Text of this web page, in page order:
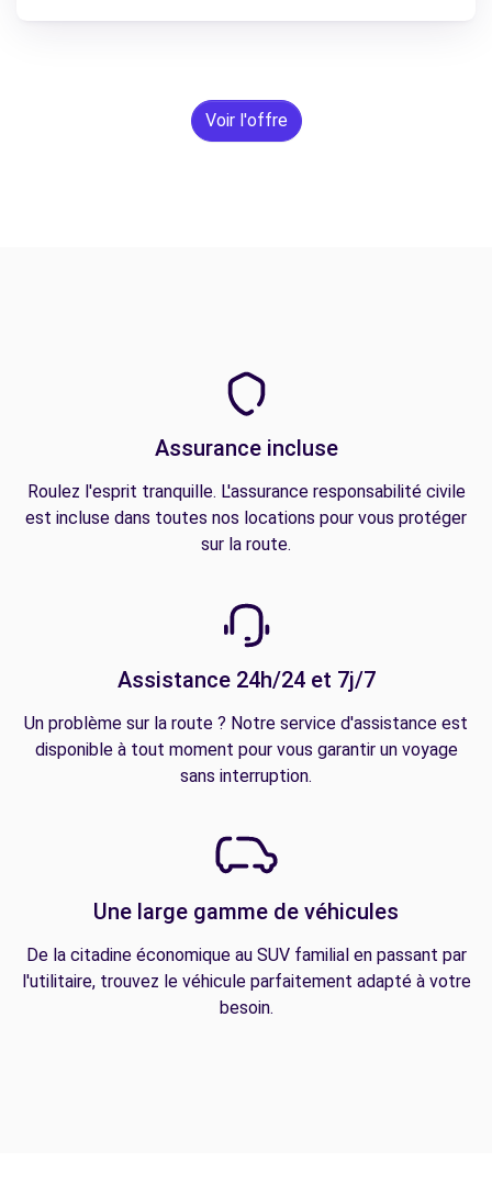
Voir l'offre
Assurance incluse
Roulez l'esprit tranquille. L'assurance responsabilité civile
est incluse dans toutes nos locations pour vous protéger
sur la route.
Assistance 24h/24 et 7j/7
Un problème sur la route ? Notre service d'assistance est
disponible à tout moment pour vous garantir un voyage
sans interruption.
Une large gamme de véhicules
De la citadine économique au SUV familial en passant par
l'utilitaire, trouvez le véhicule parfaitement adapté à votre
besoin.